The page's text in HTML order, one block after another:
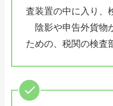
査装置の中に入り、
陰影や申告外貨物
ための、税関の検査